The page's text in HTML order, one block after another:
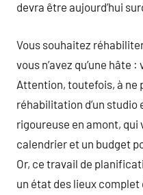
devra être aujourd’hui
Vous souhaitez
vous n’avez qu’une hâte
Attention, toutefois, à ne
réhabilitation d’un
rigoureuse en amont, qui
calendrier et un budget
Or, ce travail de
un état des lieux